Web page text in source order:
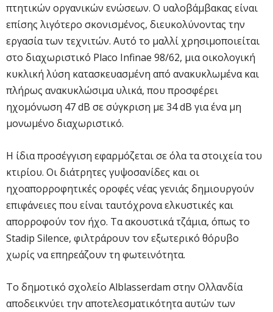
πτητικών οργανικών ενώσεων. Ο υαλοβάμβακας είναι
επίσης λιγότερο σκονισμένος, διευκολύνοντας την
εργασία των τεχνιτών. Αυτό το μαλλί χρησιμοποιείται
στο διαχωριστικό Placo Infinae 98/62, μια οικολογική
κυκλική λύση κατασκευασμένη από ανακυκλωμένα και
πλήρως ανακυκλώσιμα υλικά, που προσφέρει
ηχομόνωση 47 dB σε σύγκριση με 34 dB για ένα μη
μονωμένο διαχωριστικό.
Η ίδια προσέγγιση εφαρμόζεται σε όλα τα στοιχεία του
κτιρίου. Οι διάτρητες γυψοσανίδες και οι
ηχοαπορροφητικές οροφές νέας γενιάς δημιουργούν
επιφάνειες που είναι ταυτόχρονα ελκυστικές και
απορροφούν τον ήχο. Τα ακουστικά τζάμια, όπως το
Stadip Silence, φιλτράρουν τον εξωτερικό θόρυβο
χωρίς να επηρεάζουν τη φωτεινότητα.
Το δημοτικό σχολείο Alblasserdam στην Ολλανδία
αποδεικνύει την αποτελεσματικότητα αυτών των